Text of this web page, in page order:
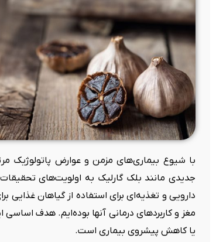
با شیوع بیماری‌های مزمن و عوارض پاتولوژیک
جدیدی مانند بلک گارلیک به اولویت‌های
دارویی و تغذیه‌ای برای استفاده از گیاهان غذایی
مغز و کاربردهای درمانی آنها بوده‌ایم. هدف اساسی
یا کاهش پیشروی بیماری‌ است.